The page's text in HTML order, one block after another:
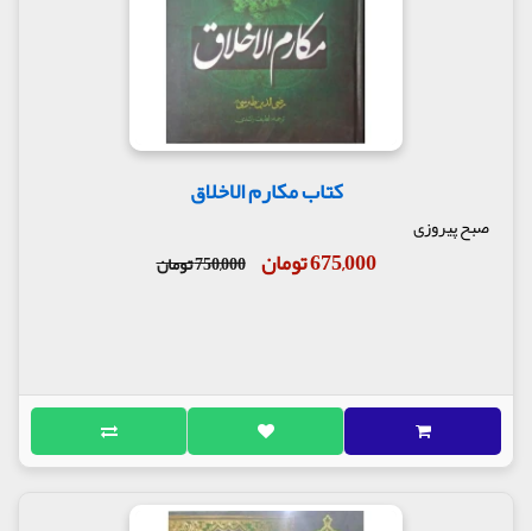
کتاب مکارم الاخلاق
صبح پیروزی
675,000 تومان 750,000 تومان